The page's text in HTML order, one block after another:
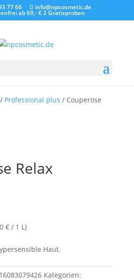
77 66 info@npcosmetic.de
ab 69,- €2 Gratisproben
/ Professional plus / Couperose
Relax
€/ 1 L)
Haut.
Kategorien: